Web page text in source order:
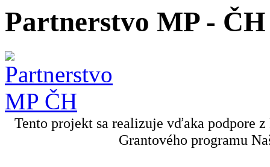
Partnerstvo MP - ČH
Tento projekt sa realizuje vďaka podpore
Grantového programu